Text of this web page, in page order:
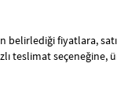
belirlediği fiyatlara,
teslimat